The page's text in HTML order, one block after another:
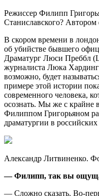
Режиссер Филипп
Станиславского? Автором
В скором времени в
об убийстве бывшего
Драматург Люси Преббл
журналиста Люка
возможно, будет
примере этой истории
современного человека,
осознать. Мы же с крайне
Филиппом Григорьяном
драматургии в
Александр Литвиненко.
— Филипп, так вы
— Сложно сказать. Во-